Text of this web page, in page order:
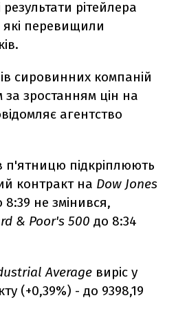
результати рітейлера
які перевищили
сировинних компаній
за зростанням цін на
агентство
підкріплюють
контракт на Dow Jones
8:39 не змінився,
& Poor's 500 до 8:34
Average виріс у
(+0,39%) - до 9398,19